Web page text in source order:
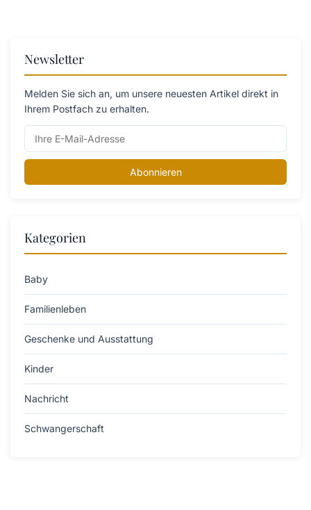
Newsletter
Melden Sie sich an, um unsere neuesten Artikel direkt in
Ihrem Postfach zu erhalten.
Abonnieren
Kategorien
Baby
Familienleben
Geschenke und Ausstattung
Kinder
Nachricht
Schwangerschaft